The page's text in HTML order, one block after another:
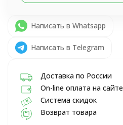
Написать в Whatsapp
Написать в Telegram
Доставка по России
On-line оплата на сайте
Система скидок
Возврат товара